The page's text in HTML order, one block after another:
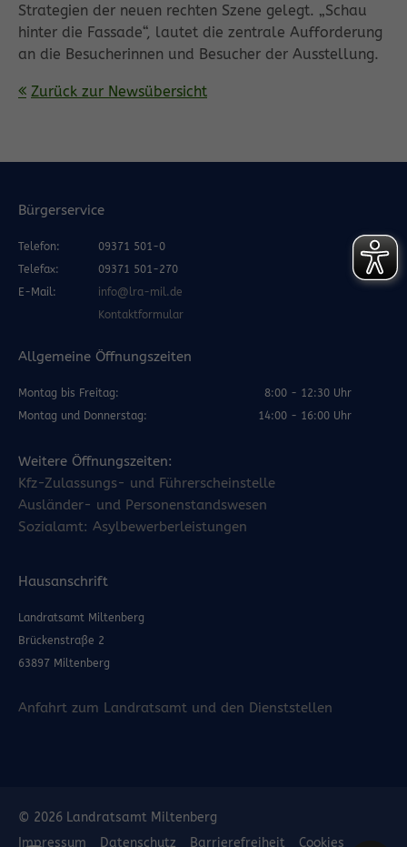
Strategien der neuen rechten Szene gelegt. „Schau
hinter die Fassade“, lautet die zentrale Aufforderung
an die Besucherinnen und Besucher der Ausstellung.
Zurück zur Newsübersicht
Bürgerservice
Telefon:
09371 501-0
Telefax:
09371 501-270
E-Mail:
info@lra-mil.de
Kontaktformular
Allgemeine Öffnungszeiten
Montag bis Freitag:
8:00 - 12:30 Uhr
Montag und Donnerstag:
14:00 - 16:00 Uhr
Weitere Öffnungszeiten:
Kfz-Zulassungs- und Führerscheinstelle
Ausländer- und Personenstandswesen
Sozialamt: Asylbewerberleistungen
Hausanschrift
Landratsamt Miltenberg
Brückenstraße 2
63897 Miltenberg
Anfahrt zum Landratsamt und den Dienststellen
© 2026 Landratsamt Miltenberg
Impressum
Datenschutz Barrierefreiheit Cookies